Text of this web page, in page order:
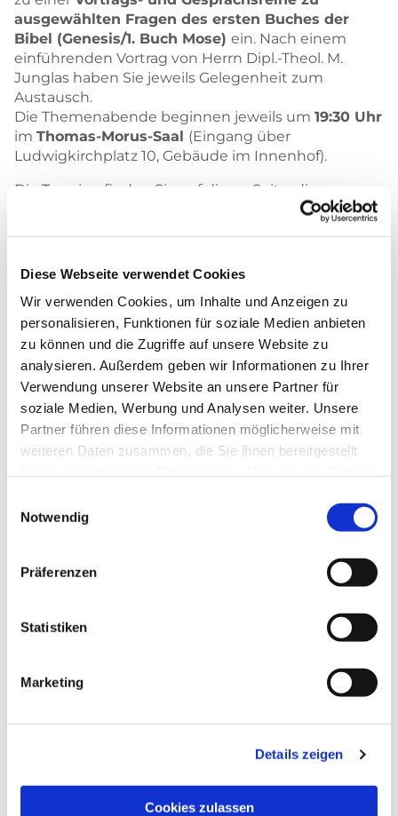
Diese Webseite verwendet Cookies
Wir verwenden Cookies, um Inhalte und Anzeigen zu
personalisieren, Funktionen für soziale Medien anbieten
zu können und die Zugriffe auf unsere Website zu
analysieren. Außerdem geben wir Informationen zu Ihrer
Verwendung unserer Website an unsere Partner für
soziale Medien, Werbung und Analysen weiter. Unsere
Partner führen diese Informationen möglicherweise mit
weiteren Daten zusammen, die Sie ihnen bereitgestellt
Notwendig
Präferenzen
Statistiken
Marketing
Details zeigen
Cookies zulassen
ausgewählten Fragen des ersten Buches der
Bibel (Genesis/1. Buch Mose) ein. Nach einem
einführenden Vortrag von Herrn Dipl.-Theol. M.
Junglas haben Sie jeweils Gelegenheit zum
Austausch.
Die Themenabende beginnen jeweils um 19:30 Uhr
im Thomas-Morus-Saal (Eingang über
Ludwigkirchplatz 10, Gebäude im Innenhof).
Die Termine finden Sie auf dieser Seite, die
einzelnen Themen auf den Detailseiten der
Nähere Informationen:
Jutta Vestring
 jutta.vestring@gmail.com
Termine